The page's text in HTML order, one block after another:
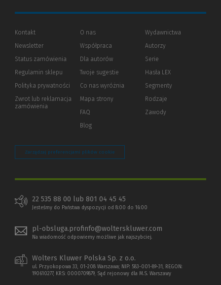
Kontakt
Newsletter
Status zamówienia
Regulamin sklepu
Polityka prywatności (Nowe
(Link
innej
Zwrot lub reklamacja
zamówienia
O nas
Współpraca
Dla autorów(Nowe
(Link
innej
strony)
Twoje sugestie
Co nas wyróżnia
Mapa strony
FAQ
Blog
Wydawnictwa
Autorzy
Serie
Hasła LEX
Segmenty
Rodzaje
Zawody
Zarządzaj preferencjami plików cookie
22 535 88 00 lub 801 04 45 45
Jesteśmy do Państwa dyspozycji od 8:00 do 16:00
pl-obsluga.profinfo@wolterskluwer.com
Na wiadomość odpowiemy możliwe jak najszybciej.
Wolters Kluwer Polska Sp. z o.o.
ul. Przyokopowa 33, 01-208 Warszawa; NIP: 583-001-89-31, REGON:
190610277, KRS: 0000709879, Sąd rejonowy dla M.S. Warszawy